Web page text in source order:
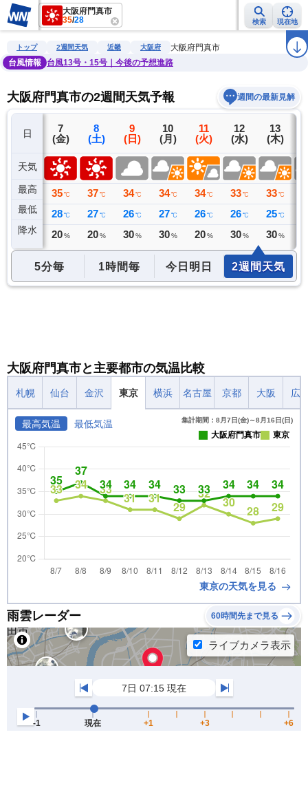
大阪府門真市
35/28 検索 現在地
雨雲レーダー 台風情報 地震情報 警報・注意報 ラ
トップ 2週間天気 近畿 大阪府
大阪府門真市
台風情報
台風13号・15号｜今後の予想進路
大阪府門真市の2週間天気予報 週間の最新見解
日
天気
最高
最低
降水
6
(木)
34 ℃
27 ℃
0 ミリ
7
(金)
35 ℃
28 ℃
20 %
8
(土)
37 ℃
27 ℃
20 %
9
(日)
34 ℃
26 ℃
30 %
10
(月)
34 ℃
27 ℃
30 %
11
(火)
34 ℃
26 ℃
20 %
12
(水)
33 ℃
26 ℃
30 %
13
(木)
33 ℃
25 ℃
30 %
5分毎 1時間毎 今日明日 2週間天気
大阪府門真市と主要都市の気温比較
札幌 仙台 金沢 東京 横浜 名古屋 京都 大阪 広
最高気温 最低気温 集計期間：8月7日(金)～8月16日(日)
大阪府門真市 東京
東京の天気を見る
雨雲レーダー 60時間先まで見る